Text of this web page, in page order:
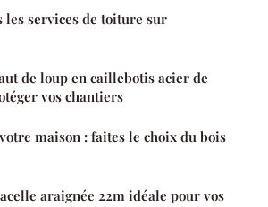
les services de toiture sur
de loup en caillebotis acier de
vos chantiers
maison : faites le choix du bois
araignée 22m idéale pour vos